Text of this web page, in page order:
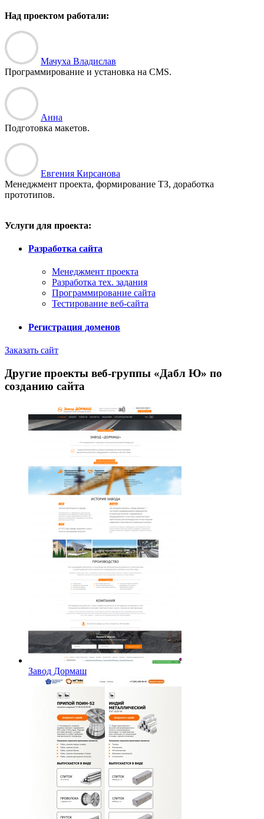
Над проектом работали:
Мачуха Владислав
Программирование и установка на CMS.
Анна
Подготовка макетов.
Евгения Кирсанова
Менеджмент проекта, формирование ТЗ, доработка
прототипов.
Услуги для проекта:
Разработка сайта
Менеджмент проекта
Разработка тех. задания
Программирование сайта
Тестирование веб-сайта
Регистрация доменов
Заказать сайт
Другие проекты веб-группы «Дабл Ю» по
созданию сайта
Завод Дормаш